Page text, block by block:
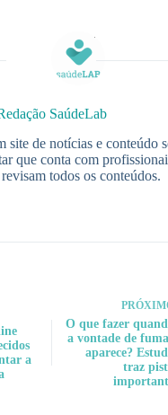
SaúdeLab
site de notícias e conteúdo
que conta com
todos os conteúdos.
a
O que fazer
a vontade de
aparece?
traz